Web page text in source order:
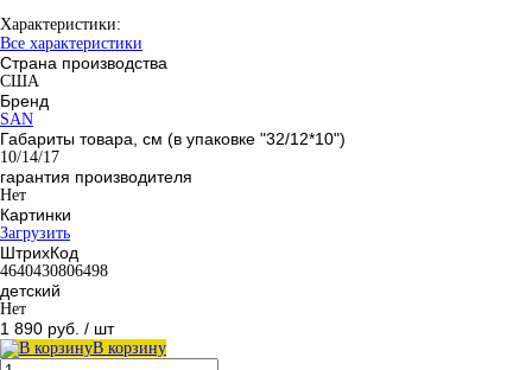
Характеристики:
Все характеристики
Страна производства
США
Бренд
SAN
Габариты товара, см (в упаковке "32/12*10")
10/14/17
гарантия производителя
Нет
Картинки
Загрузить
ШтрихКод
4640430806498
детский
Нет
1 890 руб. / шт
В корзину